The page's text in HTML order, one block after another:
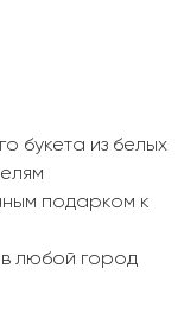
букета из белых
подарком к
любой город